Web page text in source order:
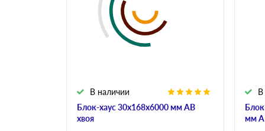
Блок-хаус 30x168x6000 мм АВ
хвоя
В наличии
мм
В